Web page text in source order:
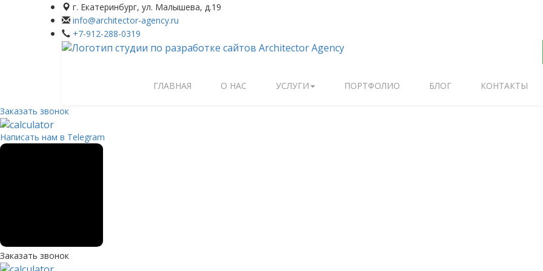
г. Екатеринбург, ул. Малышева, д.19
info@architector-agency.ru
+7-912-288-0319
ГЛАВНАЯ О НАС УСЛУГИ ПОРТФОЛИО БЛОГ КОНТАКТЫ
Заказать звонок
Написать нам в Telegram
Заказать звонок